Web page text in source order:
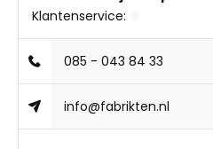
Klantenservice:
085 - 043 84 33
info@fabrikten.nl